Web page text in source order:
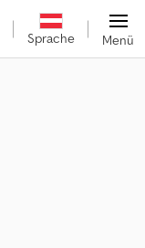
Sprache Menü